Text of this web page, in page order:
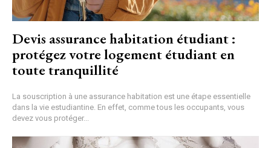
Devis assurance habitation étudiant :
protégez votre logement étudiant en
toute tranquillité
La souscription à une assurance habitation est une étape essentielle
dans la vie estudiantine. En effet, comme tous les occupants, vous
devez vous protéger...